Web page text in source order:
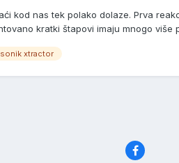
kod nas tek polako dolaze. Prva
kratki štapovi imaju mnogo više
xtractor